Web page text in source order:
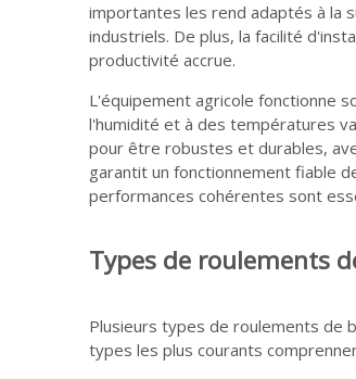
importantes les rend adaptés à la
industriels. De plus, la facilité
productivité accrue.
L'équipement agricole fonctionne
l'humidité et à des températures
pour être robustes et durables,
garantit un fonctionnement fiable
performances cohérentes sont
Types de roulements
Plusieurs types de roulements de
types les plus courants